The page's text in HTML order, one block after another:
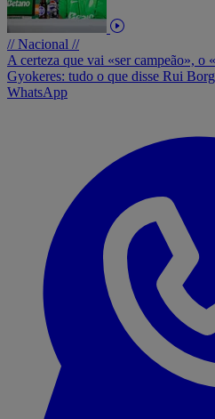
// Nacional //
A certeza que vai «ser campeão», o
Gyokeres: tudo o que disse Rui
WhatsApp